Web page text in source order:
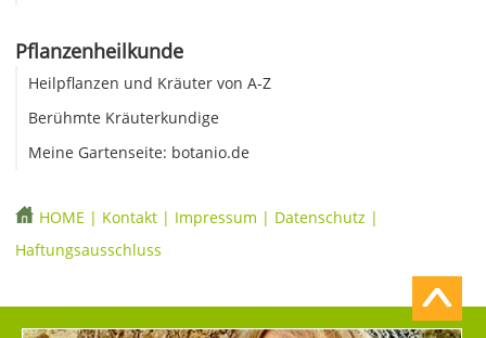
Pflanzenheilkunde
Heilpflanzen und Kräuter von A-Z
Berühmte Kräuterkundige
Meine Gartenseite: botanio.de
HOME | Kontakt | Impressum | Datenschutz |
Haftungsausschluss